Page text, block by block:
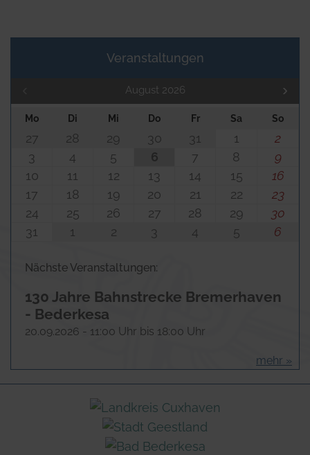
Veranstaltungen
August 2026
Mo Di Mi Do Fr Sa So
27 28 29 30 31 1
2
3
4 5 6 7 8
9
10
11 12 13 14 15
16
17
18 19 20 21 22
23
24
25 26 27 28 29
30
31
1 2 3 4 5 6
Nächste Veranstaltungen:
130 Jahre Bahnstrecke Bremerhaven
- Bederkesa
20.​09.​2026 - 11:00 Uhr bis 18:00 Uhr